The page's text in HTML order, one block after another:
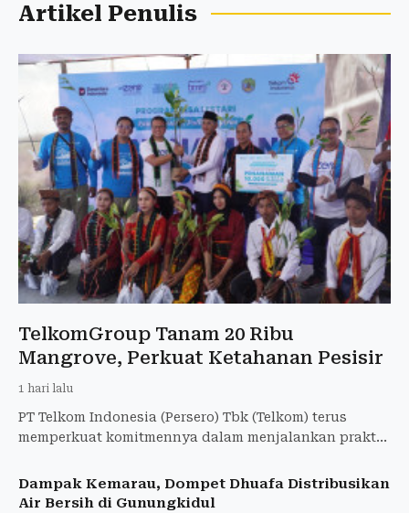
Artikel Penulis
TelkomGroup Tanam 20 Ribu
Mangrove, Perkuat Ketahanan Pesisir
1 hari lalu
PT Telkom Indonesia (Persero) Tbk (Telkom) terus
memperkuat komitmennya dalam menjalankan praktik
mangrove
Dampak Kemarau, Dompet Dhuafa Distribusikan
Air Bersih di Gunungkidul